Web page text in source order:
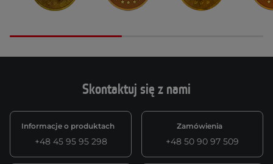
Skontaktuj się z nami
Informacje o produktach
+48 45 95 95 298
Zamówienia
+48 50 90 97 509